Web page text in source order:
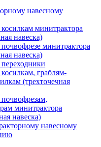
навесному
минитрактора
навеска)
минитрактора
навеска)
граблям-
(трехточечная
минитрактора
навеска)
навесному